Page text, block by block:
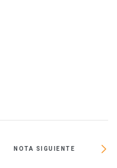
NOTA SIGUIENTE